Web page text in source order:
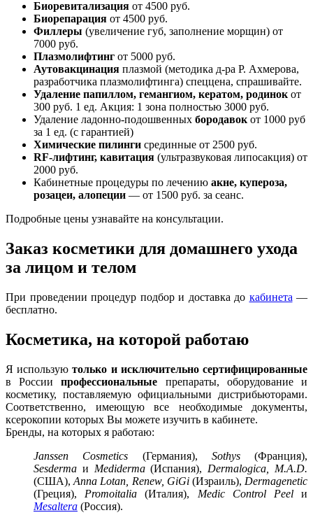
Биоревитализация от 4500 руб.
Биорепарация от 4500 руб.
Филлеры (увеличение губ, заполнение морщин) от
7000 руб.
Плазмолифтинг от 5000 руб.
Аутовакцинация плазмой (методика д-ра Р. Ахмерова,
разработчика плазмолифтинга) спеццена, спрашивайте.
Удаление папиллом, гемангиом, кератом, родинок от
300 руб. 1 ед. Акция: 1 зона полностью 3000 руб.
Удаление ладонно-подошвенных бородавок от 1000 руб
за 1 ед. (с гарантией)
Химические пилинги срединные от 2500 руб.
RF-лифтинг, кавитация (ультразвуковая липосакция) от
2000 руб.
Кабинетные процедуры по лечению акне, купероза,
розацеи, алопеции — от 1500 руб. за сеанс.
Подробные цены узнавайте на консультации.
Заказ косметики для домашнего ухода
за лицом и телом
При проведении процедур подбор и доставка до кабинета —
бесплатно.
Косметика, на которой работаю
Я использую только и исключительно сертифицированные
в Россиипрофессиональные препараты, оборудование и
косметику, поставляемую официальными дистрибьюторами.
Соответственно, имеющую все необходимые документы,
ксерокопии которых Вы можете изучить в кабинете.
Бренды, на которых я работаю:
Janssen Cosmetics (Германия), Sothys(Франция),
Sesderma и Mediderma(Испания), Dermalogica,
M.A.D.
(США),Anna Lotan, Renew, GiGi(Израиль), Dermagenetic
(Греция), Promoitalia (Италия), Medic Control Peelи
Mesaltera (Россия).